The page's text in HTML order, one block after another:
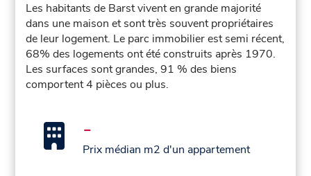
Les habitants de Barst vivent en grande majorité
dans une maison et sont très souvent propriétaires
de leur logement. Le parc immobilier est semi récent,
68% des logements ont été construits après 1970.
Les surfaces sont grandes, 91 % des biens
comportent 4 pièces ou plus.
-
Prix médian m2 d'un appartement